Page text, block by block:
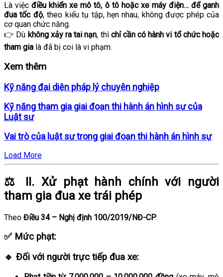
Là việcđiều khiển xe mô tô, ô tô hoặc xe máy điện… để ganh
đua tốc độ, theo kiểu tụ tập, hẹn nhau, không được phép của
cơ quan chức năng.
👉 Dù không xảy ra tai nạn, thì chỉ cần có hành vi tổ chức hoặc
tham gia là đã bị coi là vi phạm.
Xem thêm
Kỹ năng đại diện pháp lý chuyên nghiệp
Kỹ năng tham gia giai đoạn thi hành án hình sự của
Luật sư
Vai trò của luật sư trong giai đoạn thi hành án hình sự
Load More
⚖️ II. Xử phạt hành chính với người
tham gia đua xe trái phép
Theo Điều 34 – Nghị định 100/2019/NĐ-CP:
✅ Mức phạt:
🔹 Đối với người trực tiếp đua xe: